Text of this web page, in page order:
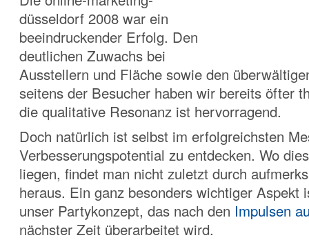
düsseldorf 2008 war ein
beeindruckender Erfolg. Den
deutlichen Zuwachs bei
Ausstellern und Fläche sowie den
seitens der Besucher haben wir bereits öfter
die qualitative Resonanz ist hervorragend.
Doch natürlich ist selbst im erfolgreichsten
Verbesserungspotential zu entdecken. Wo
liegen, findet man nicht zuletzt durch
heraus. Ein ganz besonders wichtiger Aspekt
unser Partykonzept, das nach den Impulsen
nächster Zeit überarbeitet wird.